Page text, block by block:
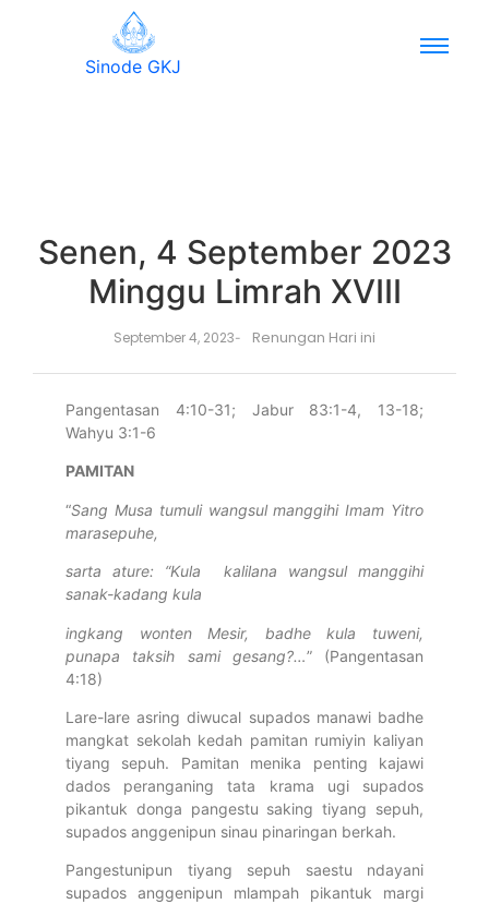
Sinode GKJ
Senen, 4 September 2023
Minggu Limrah XVIII
September 4, 2023- Renungan Hari ini
Pangentasan 4:10-31; Jabur 83:1-4, 13-18;
Wahyu 3:1-6
PAMITAN
“Sang Musa tumuli wangsul manggihi Imam Yitro
marasepuhe,
sarta ature: “Kula kalilana wangsul manggihi
sanak-kadang kula
ingkang wonten Mesir, badhe kula tuweni,
punapa taksih sami gesang?…” (Pangentasan
4:18)
Lare-lare asring diwucal supados manawi badhe
mangkat sekolah kedah pamitan rumiyin kaliyan
tiyang sepuh. Pamitan menika penting kajawi
dados peranganing tata krama ugi supados
pikantuk donga pangestu saking tiyang sepuh,
supados anggenipun sinau pinaringan berkah.
Pangestunipun tiyang sepuh saestu ndayani
supados anggenipun mlampah pikantuk margi